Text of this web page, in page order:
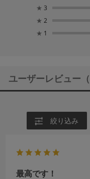
★ 3
★ 2
★ 1
ユーザーレビュー
絞り込み
最高です！